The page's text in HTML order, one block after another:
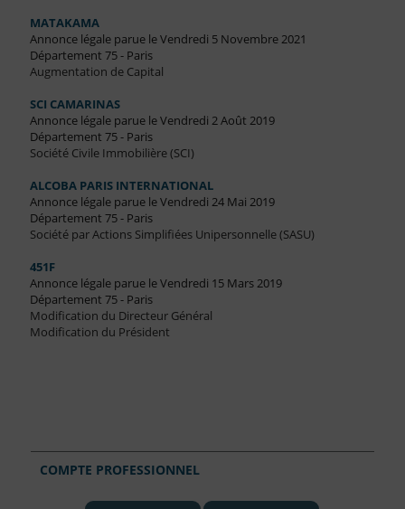
MATAKAMA
Annonce légale parue le Vendredi 5 Novembre 2021
Département 75 - Paris
Augmentation de Capital
SCI CAMARINAS
Annonce légale parue le Vendredi 2 Août 2019
Département 75 - Paris
Société Civile Immobilière (SCI)
ALCOBA PARIS INTERNATIONAL
Annonce légale parue le Vendredi 24 Mai 2019
Département 75 - Paris
Société par Actions Simplifiées Unipersonnelle (SASU)
451F
Annonce légale parue le Vendredi 15 Mars 2019
Département 75 - Paris
Modification du Directeur Général
Modification du Président
COMPTE PROFESSIONNEL